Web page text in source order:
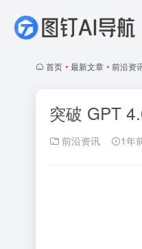
首页 • 最新文章 • 前沿资
突破 GPT
前沿资讯 1年